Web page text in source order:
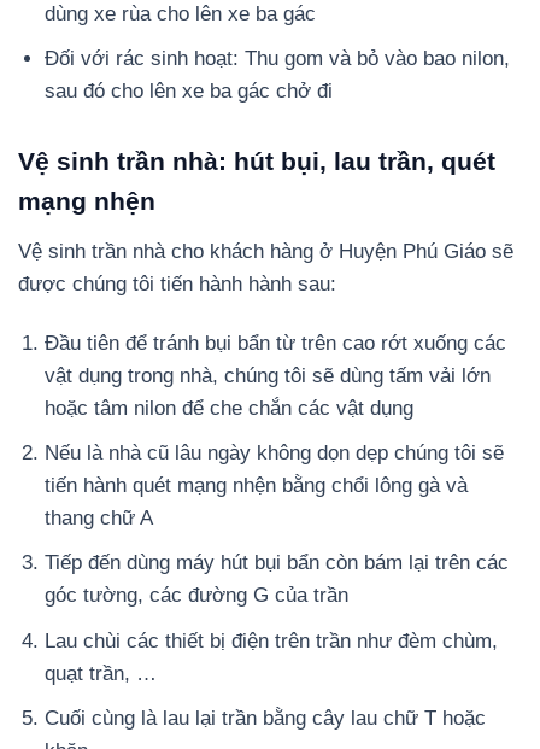
dùng xe rùa cho lên xe ba gác
Đối với rác sinh hoạt: Thu gom và bỏ vào bao nilon,
sau đó cho lên xe ba gác chở đi
Vệ sinh trần nhà: hút bụi, lau trần, quét
mạng nhện
Vệ sinh trần nhà cho khách hàng ở Huyện Phú Giáo sẽ
được chúng tôi tiến hành hành sau:
Đầu tiên để tránh bụi bẩn từ trên cao rớt xuống các
vật dụng trong nhà, chúng tôi sẽ dùng tấm vải lớn
hoặc tâm nilon để che chắn các vật dụng
Nếu là nhà cũ lâu ngày không dọn dẹp chúng tôi sẽ
tiến hành quét mạng nhện bằng chổi lông gà và
thang chữ A
Tiếp đến dùng máy hút bụi bẩn còn bám lại trên các
góc tường, các đường G của trần
Lau chùi các thiết bị điện trên trần như đèm chùm,
quạt trần, …
Cuối cùng là lau lại trần bằng cây lau chữ T hoặc